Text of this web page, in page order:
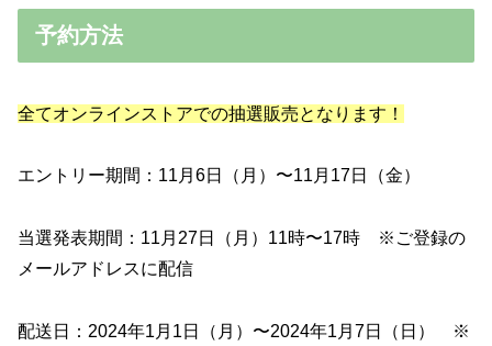
予約方法
全てオンラインストアでの抽選販売となります！
エントリー期間：11月6日（月）〜11月17日（金）
当選発表期間：11月27日（月）11時〜17時 ※ご登録の
メールアドレスに配信
配送日：2024年1月1日（月）〜2024年1月7日（日） ※